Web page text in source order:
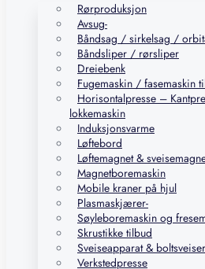
Rørproduksjon
Avsug-
Båndsag / sirkelsag /
Båndsliper / rørsliper
Dreiebenk
Fugemaskin / fasemaskin
Horisontalpresse –
lokkemaskin
Induksjonsvarme
Løftebord
Løftemagnet &
Magnetboremaskin
Mobile kraner på hjul
Plasmaskjærer-
Søyleboremaskin og
Skrustikke tilbud
Sveiseapparat & boltsveiser
Verkstedpresse